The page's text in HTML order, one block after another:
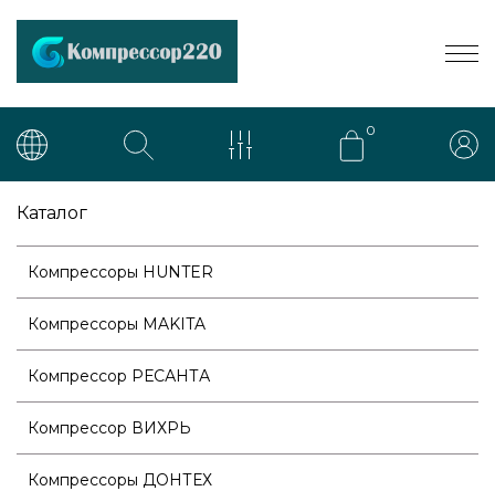
0
Каталог
Компрессоры HUNTER
Компрессоры MAKITA
Компрессор РЕСАНТА
Компрессор ВИХРЬ
Компрессоры ДОНТЕХ